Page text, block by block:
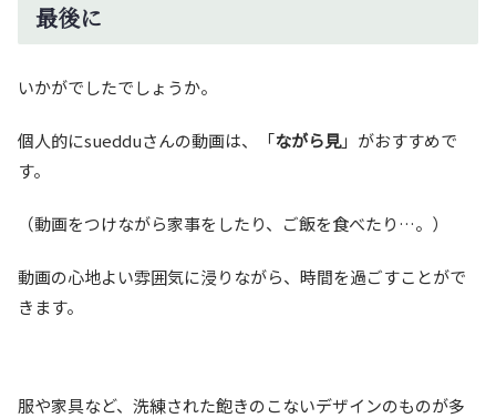
最後に
いかがでしたでしょうか。
個人的にsuedduさんの動画は、「ながら見」がおすすめで
す。
（動画をつけながら家事をしたり、ご飯を食べたり…。）
動画の心地よい雰囲気に浸りながら、時間を過ごすことがで
きます。
服や家具など、洗練された飽きのこないデザインのものが多